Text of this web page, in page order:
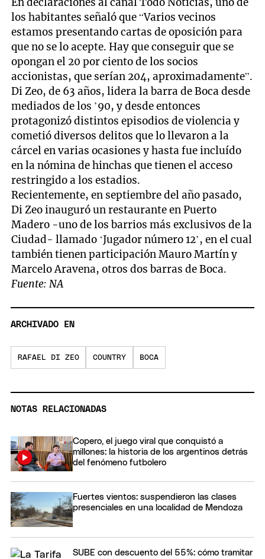
los habitantes señaló que “Varios vecinos
estamos presentando cartas de oposición para
que no se lo acepte. Hay que conseguir que se
opongan el 20 por ciento de los socios
accionistas, que serían 204, aproximadamente”.
Di Zeo, de 63 años, lidera la barra de Boca desde
mediados de los ’90, y desde entonces
protagonizó distintos episodios de violencia y
cometió diversos delitos que lo llevaron a la
cárcel en varias ocasiones y hasta fue incluído
en la nómina de hinchas que tienen el acceso
restringido a los estadios.
Recientemente, en septiembre del año pasado,
Di Zeo inauguró un restaurante en Puerto
Madero -uno de los barrios más exclusivos de la
Ciudad- llamado ‘Jugador número 12’, en el cual
también tienen participación Mauro Martín y
Marcelo Aravena, otros dos barras de Boca.
Fuente: NA
ARCHIVADO EN
RAFAEL DI ZEO COUNTRY BOCA
NOTAS RELACIONADAS
Copero, el juego viral que conquistó a
millones: la historia de los argentinos detrás
del fenómeno futbolero
Fuertes vientos: suspendieron las clases
presenciales en una localidad de Mendoza
SUBE con descuento del 55%: cómo tramitar